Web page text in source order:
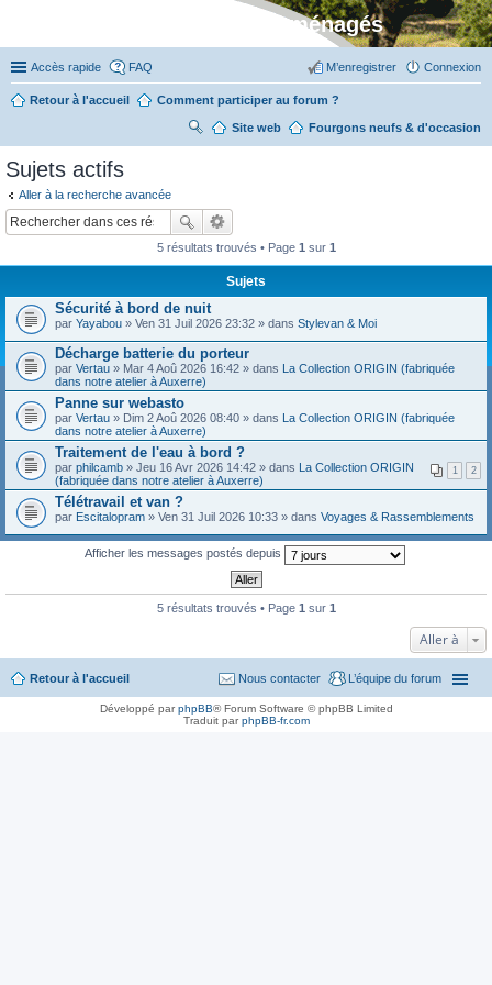
Stylevan - Vans aménagés
Accès rapide FAQ Connexion
M’enregistrer
Retour à l'accueil Comment participer au forum ?
Fourgons neufs & d'occasion
Site web
R
ch
er
Sujets actifs
Aller à la recherche avancée
5 résultats trouvés • Page 1 sur 1
Sujets
Sécurité à bord de nuit
par Yayabou » Ven 31 Juil 2026 23:32 » dans Stylevan & Moi
Décharge batterie du porteur
par Vertau » Mar 4 Aoû 2026 16:42 » dans La Collection ORIGIN (fabriquée
dans notre atelier à Auxerre)
Panne sur webasto
par Vertau » Dim 2 Aoû 2026 08:40 » dans La Collection ORIGIN (fabriquée
dans notre atelier à Auxerre)
Traitement de l'eau à bord ?
1 2
par philcamb » Jeu 16 Avr 2026 14:42 » dans La Collection ORIGIN
(fabriquée dans notre atelier à Auxerre)
Télétravail et van ?
par Escitalopram » Ven 31 Juil 2026 10:33 » dans Voyages & Rassemblements
Afficher les messages postés depuis
5 résultats trouvés • Page 1 sur 1
Aller à
Retour à l'accueil L’équipe du forum
Nous contacter
Développé parphpBB® Forum Software © phpBB Limited
Traduit parphpBB-fr.com